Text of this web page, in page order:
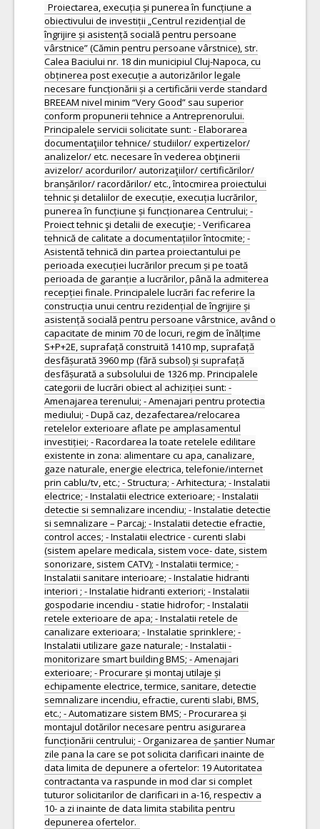
Proiectarea, execuția și punerea în funcțiune a
obiectivului de investiții „Centrul rezidențial de
îngrijire și asistență socială pentru persoane
vârstnice” (Cămin pentru persoane vârstnice), str.
Calea Baciului nr. 18 din municipiul Cluj-Napoca, cu
obținerea post execuție a autorizărilor legale
necesare funcționării și a certificării verde standard
BREEAM nivel minim “Very Good” sau superior
conform propunerii tehnice a Antreprenorului.
Principalele servicii solicitate sunt: - Elaborarea
documentaţiilor tehnice/ studiilor/ expertizelor/
analizelor/ etc. necesare în vederea obţinerii
avizelor/ acordurilor/ autorizaţiilor/ certificărilor/
branșărilor/ racordărilor/ etc., întocmirea proiectului
tehnic și detaliilor de execuție, execuția lucrărilor,
punerea în funcțiune și funcționarea Centrului; -
Proiect tehnic şi detalii de execuţie; - Verificarea
tehnică de calitate a documentațiilor întocmite; -
Asistentă tehnică din partea proiectantului pe
perioada execuției lucrărilor precum și pe toată
perioada de garanție a lucrărilor, până la admiterea
recepției finale. Principalele lucrări fac referire la
construcția unui centru rezidențial de îngrijire și
asistență socială pentru persoane vârstnice, având o
capacitate de minim 70 de locuri, regim de înălțime
S+P+2E, suprafață construită 1410 mp, suprafață
desfășurată 3960 mp (fără subsol) și suprafață
desfășurată a subsolului de 1326 mp. Principalele
categorii de lucrări obiect al achiziției sunt: -
Amenajarea terenului; - Amenajari pentru protectia
mediului; - După caz, dezafectarea/relocarea
retelelor exterioare aflate pe amplasamentul
investiției; - Racordarea la toate retelele edilitare
existente in zona: alimentare cu apa, canalizare,
gaze naturale, energie electrica, telefonie/internet
prin cablu/tv, etc.; - Structura; - Arhitectura; - Instalatii
electrice; - Instalatii electrice exterioare; - Instalatii
detectie si semnalizare incendiu; - Instalatie detectie
si semnalizare – Parcaj; - Instalatii detectie efractie,
control acces; - Instalatii electrice - curenti slabi
(sistem apelare medicala, sistem voce- date, sistem
sonorizare, sistem CATV); - Instalatii termice; -
Instalatii sanitare interioare; - Instalatie hidranti
interiori ; - Instalatie hidranti exteriori; - Instalatii
gospodarie incendiu - statie hidrofor; - Instalatii
retele exterioare de apa; - Instalatii retele de
canalizare exterioara; - Instalatie sprinklere; -
Instalatii utilizare gaze naturale; - Instalatii -
monitorizare smart building BMS; - Amenajari
exterioare; - Procurare și montaj utilaje și
echipamente electrice, termice, sanitare, detectie
semnalizare incendiu, efractie, curenti slabi, BMS,
etc.; - Automatizare sistem BMS; - Procurarea și
montajul dotărilor necesare pentru asigurarea
funcționării centrului; - Organizarea de șantier Numar
zile pana la care se pot solicita clarificari inainte de
data limita de depunere a ofertelor: 19 Autoritatea
contractanta va raspunde in mod clar si complet
tuturor solicitarilor de clarificari in a-16, respectiv a
10- a zi inainte de data limita stabilita pentru
depunerea ofertelor.